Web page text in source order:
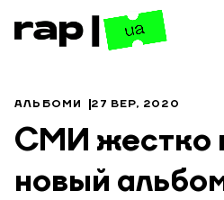
АЛЬБОМИ 27 ВЕР, 2020
CМИ жестко
новый